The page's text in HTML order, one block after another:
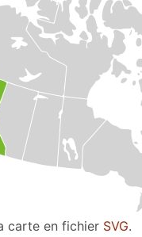
carte en fichier SVG.